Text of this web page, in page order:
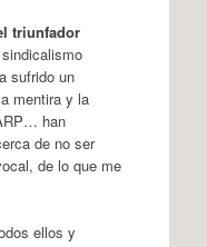
triunfador
sufrido un
mentira y la
han
de no ser
de lo que me
ellos y